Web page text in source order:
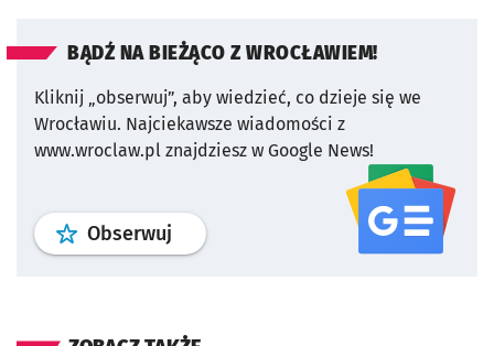
BĄDŹ NA BIEŻĄCO Z WROCŁAWIEM!
Kliknij „obserwuj”, aby wiedzieć, co dzieje się we
Wrocławiu. Najciekawsze wiadomości z
www.wroclaw.pl znajdziesz w Google News!
Obserwuj profil serwisu